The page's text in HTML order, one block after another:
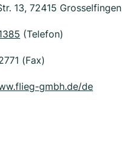
13, 72415 Grosselfingen
(Telefon)
(Fax)
gmbh.de/de